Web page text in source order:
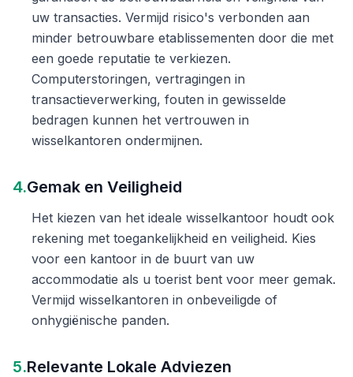
uw transacties. Vermijd risico's verbonden aan
minder betrouwbare etablissementen door die met
een goede reputatie te verkiezen.
Computerstoringen, vertragingen in
transactieverwerking, fouten in gewisselde
bedragen kunnen het vertrouwen in
wisselkantoren ondermijnen.
4.Gemak en Veiligheid
Het kiezen van het ideale wisselkantoor houdt ook
rekening met toegankelijkheid en veiligheid. Kies
voor een kantoor in de buurt van uw
accommodatie als u toerist bent voor meer gemak.
Vermijd wisselkantoren in onbeveiligde of
onhygiënische panden.
5.Relevante Lokale Adviezen